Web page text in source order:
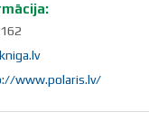
www.polaris.lv/